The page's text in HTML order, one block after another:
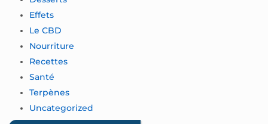
Effets
Le CBD
Nourriture
Recettes
Santé
Terpènes
Uncategorized